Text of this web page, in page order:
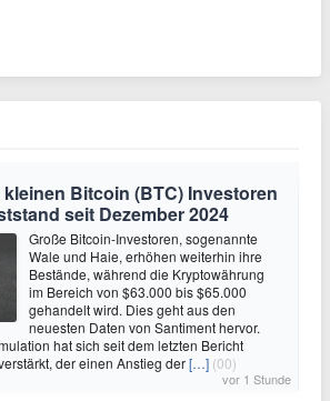
Bitcoin (BTC) Investoren
seit Dezember 2024
Große Bitcoin-Investoren, sogenannte
Wale und Haie, erhöhen weiterhin ihre
Bestände, während die Kryptowährung
im Bereich von $63.000 bis $65.000
gehandelt wird. Dies geht aus den
neuesten Daten von Santiment hervor.
hat sich seit dem letzten Bericht
der einen Anstieg der[…] (00)
vor 1 Stunde